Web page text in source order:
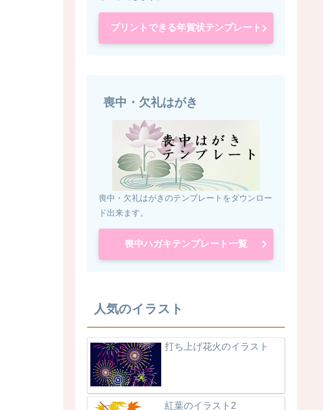
プリントできる年賀状テンプレート
喪中・欠礼はがき
喪中・欠礼はがきのテンプレートをダウンロー
ド出来ます。
喪中ハガキテンプレート一覧
人気のイラスト
打ち上げ花火のイラスト
紅葉のイラスト2